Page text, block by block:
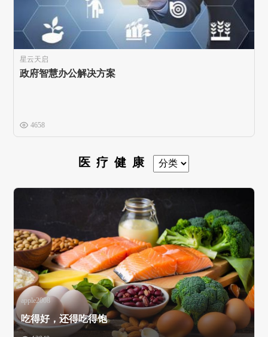
星云天启
政府智慧办公解决方案
4658
医疗健康
apple2008
吃得好，还得吃得饱